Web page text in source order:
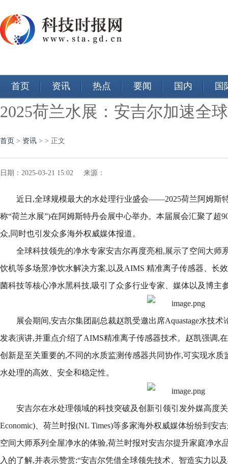
首页 资讯 热点 要闻 国内 国
2025荷兰水展：安吉尔加速全
首页 > 资讯 > > 正文
日期：2025-03-21 15:02 来源：
近日,全球规模最大的水处理行业盛会——2025荷兰阿姆斯
称“荷兰水展”)在阿姆斯特丹会展中心举办。本届展会汇聚了超
众,同时也引发众多海外权威媒体报道。
全球科技领先的净水专家安吉尔再度亮相,展示了空间大师
饮机等多场景净饮水解决方案,以及AIMS 精准离子传感器、长
菌科技等核心净水黑科技,吸引了众多行业专家、媒体以及博主
展会期间,安吉尔集团副总裁赵凯受邀出席Aquastage水技
发表演讲,并重点介绍了AIMS精准离子传感器技术。赵凯强调,
创新是至关重要的,不同的水质监测传感器共同协作,可实现水质
水处理的高效、安全和稳定性。
安吉尔在水处理领域的科技突破及创新引领引发外媒高度
Economic)、荷兰时报(NL Times)等多家海外权威媒体纷纷到安
空间大师系列全屋净水的体验,荷兰时报对安吉尔提升家庭净水
入的了解,并表示赞赏:“安吉尔凭借全球领先技术、智造实力以